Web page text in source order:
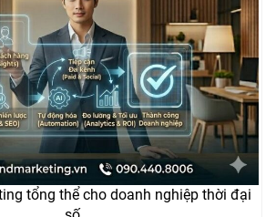
tổng thể cho doanh nghiệp thời đại